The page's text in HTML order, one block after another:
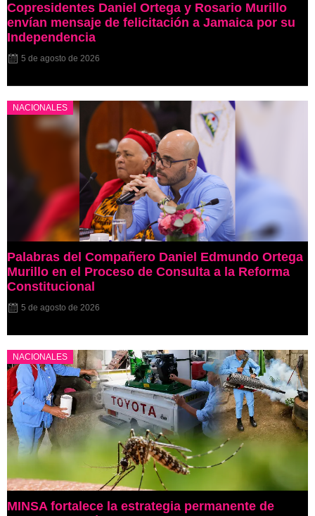
Copresidentes Daniel Ortega y Rosario Murillo
envían mensaje de felicitación a Jamaica por su
Independencia
5 de agosto de 2026
NACIONALES
Palabras del Compañero Daniel Edmundo Ortega
Murillo en el Proceso de Consulta a la Reforma
Constitucional
5 de agosto de 2026
NACIONALES
MINSA fortalece la estrategia permanente de